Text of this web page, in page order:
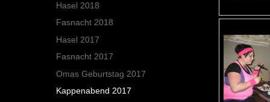
Hasel 2018
Fasnacht 2018
Hasel 2017
Fasnacht 2017
Omas Geburtstag 2017
Kappenabend 2017